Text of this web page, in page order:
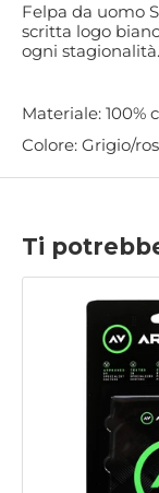
Felpa da uomo
scritta logo
ogni stagionalità.
Materiale: 100%
Colore: Grigio/
Ti